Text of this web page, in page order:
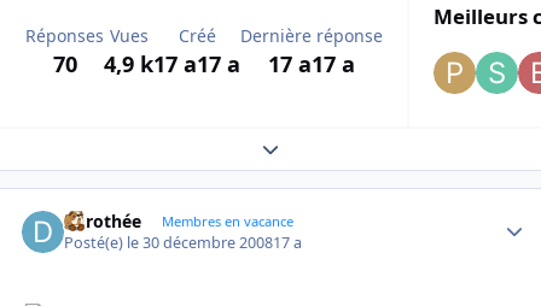
Réponses
70
Vues
4,9 k
Créé
17 a17 a
Dernière réponse
17 a17 a
Meilleurs
Expand topic overview
dorothée Membres en vacance
Posté(e) le 30 décembre 200817 a